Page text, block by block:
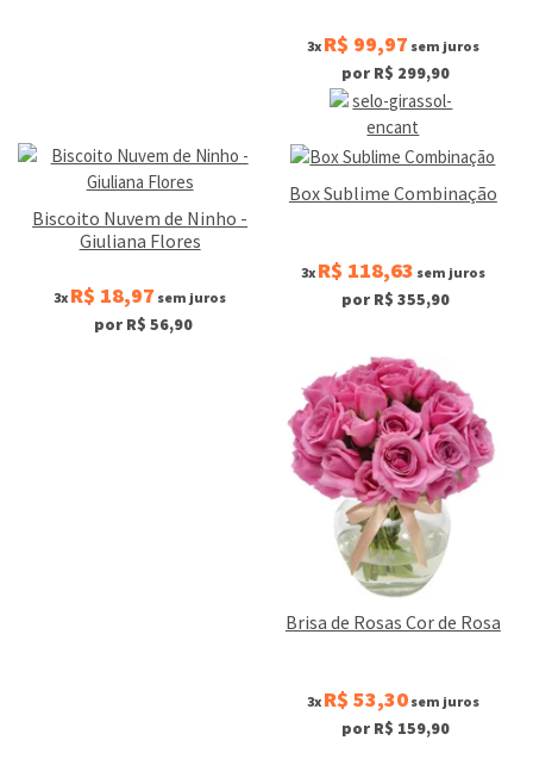
3x R$ 99,97 sem juros
por R$ 299,90
Biscoito Nuvem de Ninho -
Giuliana Flores
3x R$ 18,97 sem juros
por R$ 56,90
Box Sublime Combinação
3x R$ 118,63 sem juros
por R$ 355,90
Brisa de Rosas Cor de Rosa
3x R$ 53,30sem juros
por R$ 159,90